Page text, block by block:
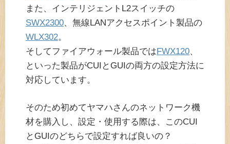
また、インテリジェントL2スイッチの
SWX2300、無線LANアクセスポイント製品の
WLX302。
そしてファイアウォール製品では FWX120、
といった製品がCUIとGUIの両方の設定方法に
対応しています。
そのため初めてヤマハさんのネットワーク機
材を購入し、設定・使用する際は、このCUI
とGUIのどちらで設定すれば良いの？